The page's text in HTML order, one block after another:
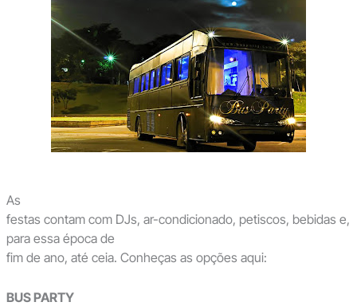
As
festas contam com DJs, ar-condicionado, petiscos, bebidas e,
para essa época de
fim de ano, até ceia. Conheças as opções aqui:
BUS PARTY